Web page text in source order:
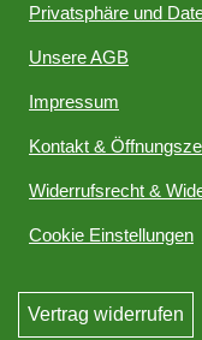
Privatsphäre und
Unsere AGB
Impressum
Kontakt &
Widerrufsrecht &
Cookie Einstellungen
Vertrag widerrufen